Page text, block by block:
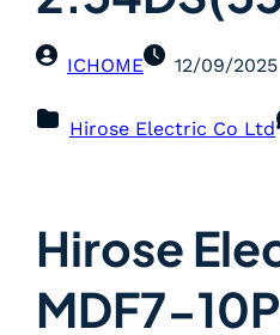
ICHOME 12/09/2025
Hirose Electric Co Ltd
Hirose
MDF7-